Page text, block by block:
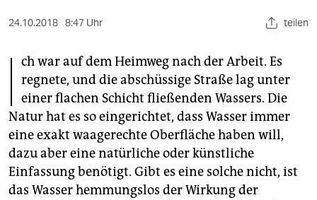
berlin
wahrheit
verlag
verlag
veranstaltungen
shop
24.10.2018 8:47 Uhr teilen
I ch war auf dem Heimweg nach der Arbeit. Es
regnete, und die abschüssige Straße lag unter
einer flachen Schicht fließenden Wassers. Die
Natur hat es so eingerichtet, dass Wasser immer
eine exakt waagerechte Oberfläche haben will,
dazu aber eine natürliche oder künstliche
Einfassung benötigt. Gibt es eine solche nicht, ist
das Wasser hemmungslos der Wirkung der